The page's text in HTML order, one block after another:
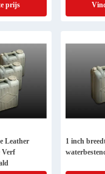
prijs
Leather
Verf
1 inch